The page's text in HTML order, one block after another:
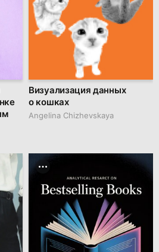
Визуализация данных
о кошках
Angelina Chizhevskaya